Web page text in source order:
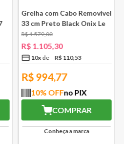
Grelha com Cabo Removível
33 cm Preto Black Onix Le
Creuset
R$1.579,00
R$ 1.105,30
10x R$ 110,53
R$ 994,77
10% OFFno PIX
COMPRAR
Conheça a marca